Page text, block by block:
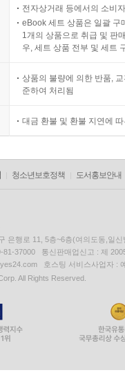
전자상거래 등에서의 소비
eBook 세트 상품은 일괄 구
1개의 상품으로 취급 및 판
우, 세트 상품 전부 및 세트
상품의 불량에 의한 반품,
준하여 처리됨
대금 환불 및 환불 지연에
청소년보호정책 도서홍보안내
은행로 11, 5층~6층(여의도동,일신
81-37000 통신판매업신고 : 제
호스팅 서비스사업자 :
All Rights Reserved.